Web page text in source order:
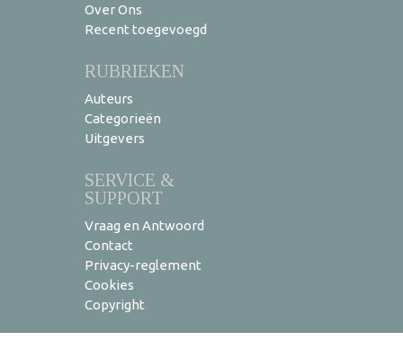
Over Ons
Recent toegevoegd
RUBRIEKEN
Auteurs
Categorieën
Uitgevers
SERVICE &
SUPPORT
Vraag en Antwoord
Contact
Privacy-reglement
Cookies
Copyright